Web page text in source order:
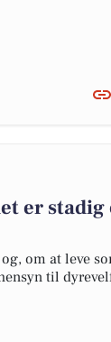
er
om at leve
til